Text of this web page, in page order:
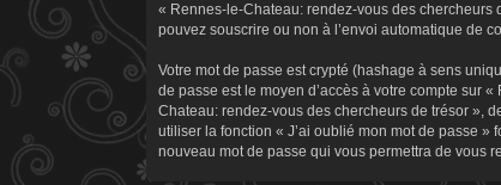
« Rennes-le-Chateau: rendez-vous des chercheurs
pouvez souscrire ou non à l’envoi automatique de
Votre mot de passe est crypté (hashage à sens
de passe est le moyen d’accès à votre compte sur
Chateau: rendez-vous des chercheurs de trésor »,
utiliser la fonction « J’ai oublié mon mot de passe
nouveau mot de passe qui vous permettra de vous